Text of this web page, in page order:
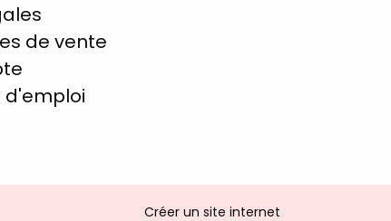
de vente
d'emploi
Créer un site internet